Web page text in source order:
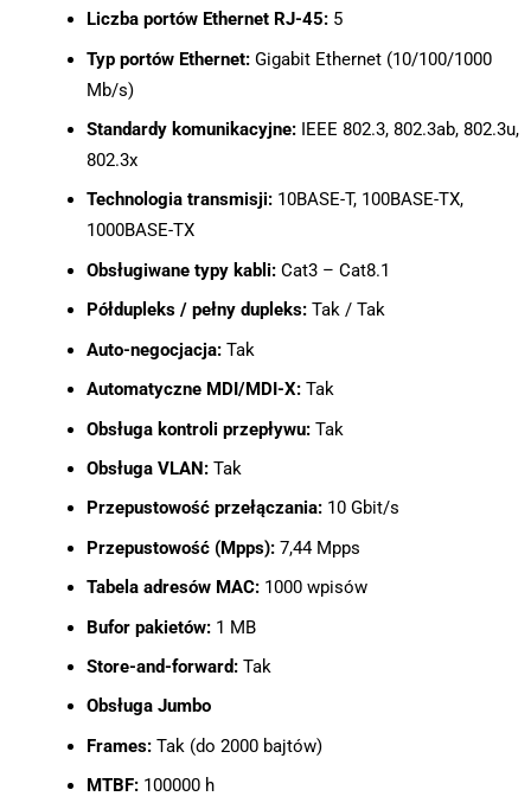
Liczba portów Ethernet RJ-45:5
Typ portów Ethernet:Gigabit Ethernet (10/100/1000
Mb/s)
Standardy komunikacyjne:IEEE 802.3, 802.3ab, 802.3u,
802.3x
Technologia transmisji:10BASE-T, 100BASE-TX,
1000BASE-TX
Obsługiwane typy kabli:Cat3 – Cat8.1
Półdupleks / pełny dupleks:Tak / Tak
Auto-negocjacja:Tak
Automatyczne MDI/MDI-X:Tak
Obsługa kontroli przepływu:Tak
Obsługa VLAN:Tak
Przepustowość przełączania:10 Gbit/s
Przepustowość (Mpps):7,44 Mpps
Tabela adresów MAC:1000 wpisów
Bufor pakietów:1 MB
Store-and-forward:Tak
Obsługa Jumbo
Frames:Tak (do 2000 bajtów)
MTBF:100000 h